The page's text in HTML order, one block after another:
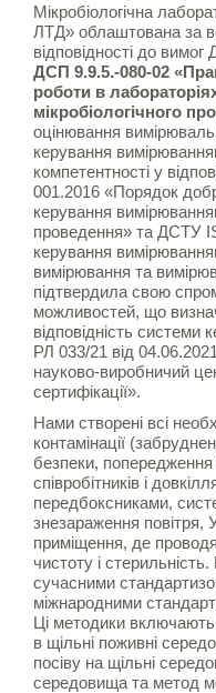
Мікробіологічна
ЛТД» облаштована за
відповідності до
ДСП 9.9.5.-080-02
роботи в
мікробіологічного
оцінювання
керування
компетентності у
001.2016 «Порядок
керування
проведення» та ДСТУ
керування
вимірювання та
підтвердила свою
можливостей, що
відповідність
РЛ 033/21 від
науково-виробничий
сертифікації».
Нами створені всі
контамінації
безпеки, попередження
співробітників і
передбоксниками,
знезараження
приміщення, де
чистоту і
сучасними
міжнародними
Ці методики
в щільні поживні
посіву на щільні
середовища та метод